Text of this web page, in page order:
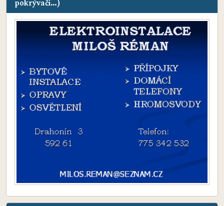
pokrývači…)